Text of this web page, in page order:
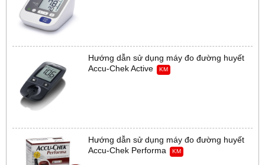
Hướng dẫn sử dụng máy đo đường huyết
Accu-Chek Active
KM
Hướng dẫn sử dụng máy đo đường huyết
Accu-Chek Performa
KM